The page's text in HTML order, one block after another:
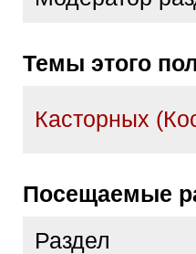
Темы этого
Касторных
Посещаемые
Раздел